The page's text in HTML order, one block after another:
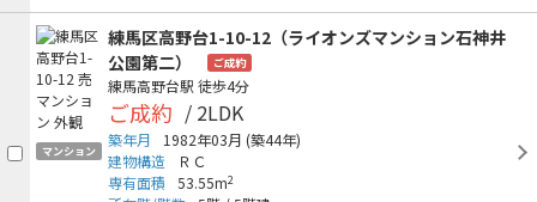
マンション
練馬区高野台1-10-12（ライオンズマンション石神井
公園第二）
ご成約
練馬高野台駅 徒歩4分
ご成約 / 2LDK
築年月 1982年03月 (築44年)
建物構造
ＲＣ
専有面積
53.55m2